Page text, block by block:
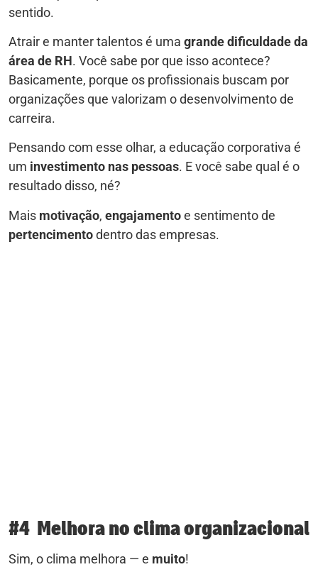
sentido.
Atrair e manter talentos é uma grande dificuldade da
área de RH. Você sabe por que isso acontece?
Basicamente, porque os profissionais buscam por
organizações que valorizam o desenvolvimento de
carreira.
Pensando com esse olhar, a educação corporativa é
um investimento nas pessoas. E você sabe qual é o
resultado disso, né?
Mais motivação, engajamentoe sentimento de
pertencimentodentro das empresas.
#4 Melhora no clima organizacional
Sim, o clima melhora — e muito!